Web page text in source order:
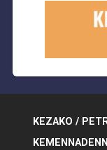
KEZAKO /